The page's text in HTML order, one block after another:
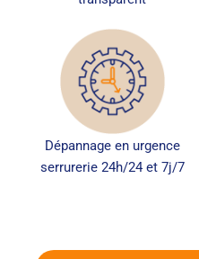
Dépannage en urgence
serrurerie 24h/24 et 7j/7